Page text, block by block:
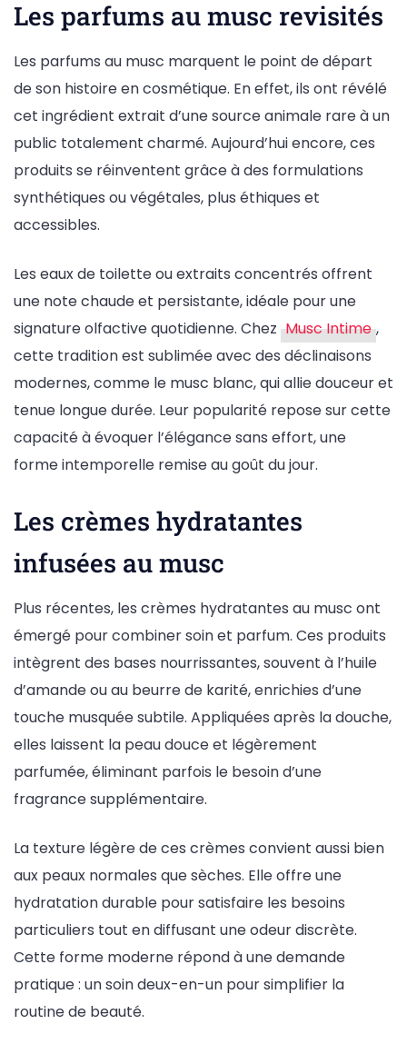
Les parfums au musc revisités
Les parfums au musc marquent le point de départ
de son histoire en cosmétique. En effet, ils ont révélé
cet ingrédient extrait d’une source animale rare à un
public totalement charmé. Aujourd’hui encore, ces
produits se réinventent grâce à des formulations
synthétiques ou végétales, plus éthiques et
accessibles.
Les eaux de toilette ou extraits concentrés offrent
une note chaude et persistante, idéale pour une
signature olfactive quotidienne. Chez Musc Intime ,
cette tradition est sublimée avec des déclinaisons
modernes, comme le musc blanc, qui allie douceur et
tenue longue durée. Leur popularité repose sur cette
capacité à évoquer l’élégance sans effort, une
forme intemporelle remise au goût du jour.
Les crèmes hydratantes
infusées au musc
Plus récentes, les crèmes hydratantes au musc ont
émergé pour combiner soin et parfum. Ces produits
intègrent des bases nourrissantes, souvent à l’huile
d’amande ou au beurre de karité, enrichies d’une
touche musquée subtile. Appliquées après la douche,
elles laissent la peau douce et légèrement
parfumée, éliminant parfois le besoin d’une
fragrance supplémentaire.
La texture légère de ces crèmes convient aussi bien
aux peaux normales que sèches. Elle offre une
hydratation durable pour satisfaire les besoins
particuliers tout en diffusant une odeur discrète.
Cette forme moderne répond à une demande
pratique : un soin deux-en-un pour simplifier la
routine de beauté.